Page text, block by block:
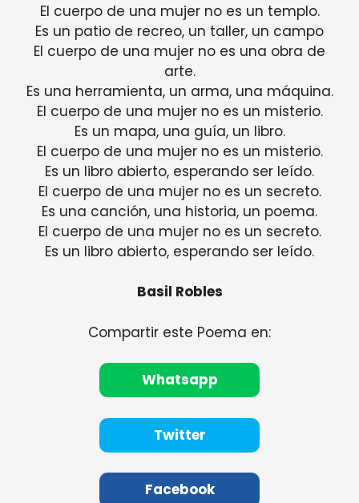
El cuerpo de una mujer no es un templo.
Es un patio de recreo, un taller, un campo
El cuerpo de una mujer no es una obra de
arte.
Es una herramienta, un arma, una máquina.
El cuerpo de una mujer no es un misterio.
Es un mapa, una guía, un libro.
El cuerpo de una mujer no es un misterio.
Es un libro abierto, esperando ser leído.
El cuerpo de una mujer no es un secreto.
Es una canción, una historia, un poema.
El cuerpo de una mujer no es un secreto.
Es un libro abierto, esperando ser leído.
Basil Robles
Compartir este Poema en:
Whatsapp
Twitter
Facebook